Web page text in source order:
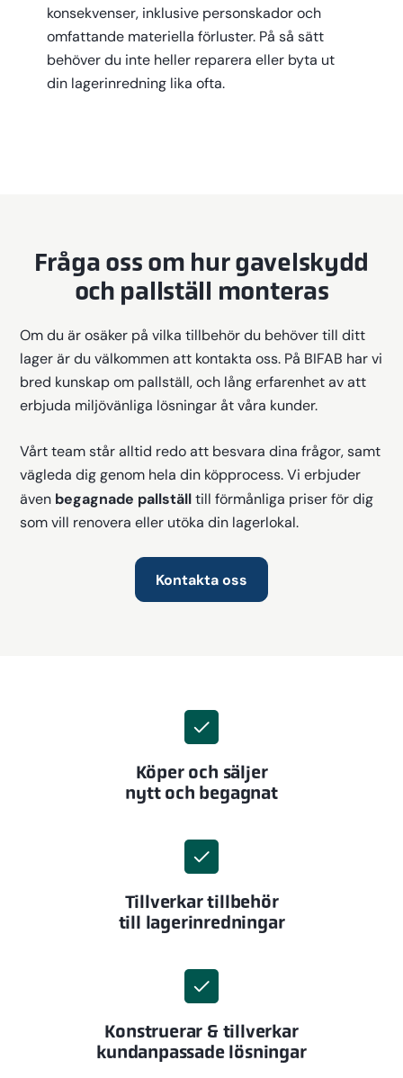
konsekvenser, inklusive personskador och
omfattande materiella förluster. På så sätt
behöver du inte heller reparera eller byta ut
din lagerinredning lika ofta.
Fråga oss om hur gavelskydd
och pallställ monteras
Om du är osäker på vilka tillbehör du behöver till ditt
lager är du välkommen att kontakta oss. På BIFAB har vi
bred kunskap om pallställ, och lång erfarenhet av att
erbjuda miljövänliga lösningar åt våra kunder.
Vårt team står alltid redo att besvara dina frågor, samt
vägleda dig genom hela din köpprocess. Vi erbjuder
även begagnade pallställ till förmånliga priser för dig
som vill renovera eller utöka din lagerlokal.
Kontakta oss
Köper och säljer
nytt och begagnat
Tillverkar tillbehör
till lagerinredningar
Konstruerar & tillverkar
kundanpassade lösningar